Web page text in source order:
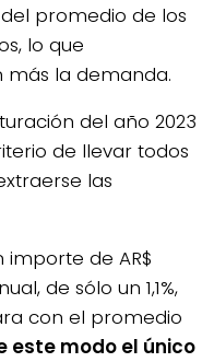
promedio de los
lo que
más la demanda.
del año 2023
de llevar todos
las
importe de AR$
de sólo un 1,1%,
con el promedio
este modo el único